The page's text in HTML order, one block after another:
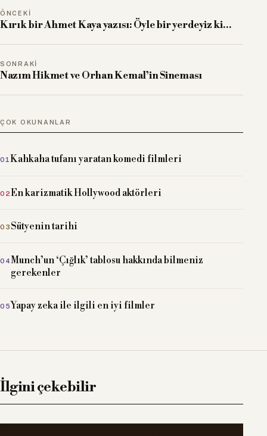
ÖNCEKI
Kırık bir Ahmet Kaya yazısı: Öyle bir yerdeyiz ki…
SONRAKI
Nazım Hikmet ve Orhan Kemal’in Sineması
ÇOK OKUNANLAR
Kahkaha tufanı yaratan komedi filmleri
En karizmatik Hollywood aktörleri
Sütyenin tarihi
Munch’un ‘Çığlık’ tablosu hakkında bilmeniz
gerekenler
Yapay zeka ile ilgili en iyi filmler
İlgini çekebilir